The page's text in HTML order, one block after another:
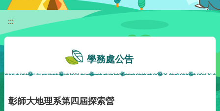
:::
學務處公告
彰師大地理系第四屆探索營